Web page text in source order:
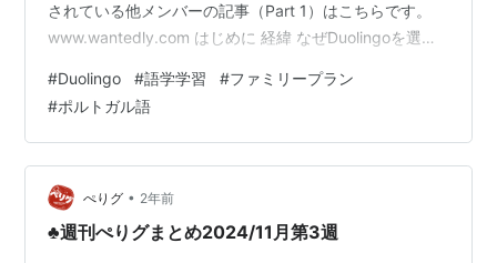
されている他メンバーの記事（Part 1）はこちらです。
www.wantedly.com はじめに 経緯 なぜDuolingoを選ん
様な言語に対応 ポルトガル語を始めたきっかけ Duolingo
で学んで変わったこと 発音 文法 語彙力 集中力 Duolingo
での学習でこんなことができるようになった！ まとめ は
じめに 実は、私たちの会社（の一部）では、ある…
#Duolingo #語学学習 #ファミリープラン
#ポルトガル語
ぺりグ • 2年前
♣週刊ぺりグまとめ2024/11月第3週